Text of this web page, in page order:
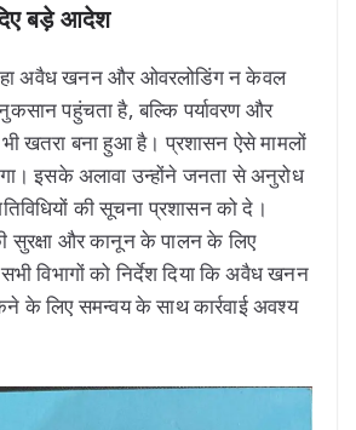
बड़े आदेश
अवैध खनन और ओवरलोडिंग न केवल
पहुंचता है, बल्कि पर्यावरण और
खतरा बना हुआ है। प्रशासन ऐसे मामलों
इसके अलावा उन्होंने जनता से अनुरोध
की सूचना प्रशासन को दे।
सुरक्षा और कानून के पालन के लिए
विभागों को निर्देश दिया कि अवैध खनन
के लिए समन्वय के साथ कार्रवाई अवश्य